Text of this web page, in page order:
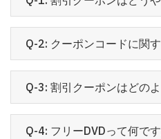
Q-2: クーポンコードに関
Q-3: 割引クーポンはどの
Q-4: フリーDVDって何で